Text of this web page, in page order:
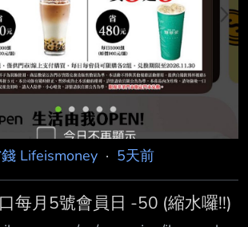
Lifeismoney · 5天前
每月5號會員日 -50 (縮水囉!!)